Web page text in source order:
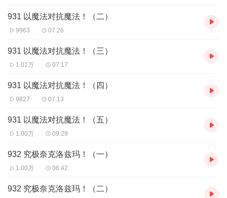
931 以魔法对抗魔法！（二）
9963 07:26
931 以魔法对抗魔法！（三）
1.01万 07:17
931 以魔法对抗魔法！（四）
9827 07:13
931 以魔法对抗魔法！（五）
1.00万 09:29
932 究极奈克洛兹玛！（一）
1.00万 06:42
932 究极奈克洛兹玛！（二）